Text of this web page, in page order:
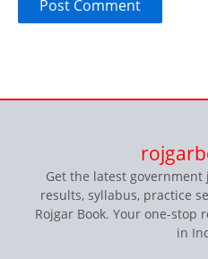
Get the latest
results, syllabus, practice
Rojgar Book. Your one-stop
in